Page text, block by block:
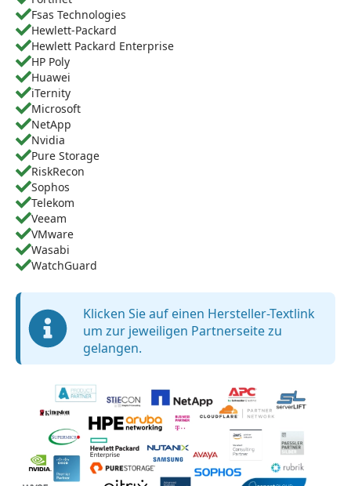
Fsas Technologies
Hewlett-Packard
Hewlett Packard Enterprise
HP Poly
Huawei
iTernity
Microsoft
NetApp
Nvidia
Pure Storage
RiskRecon
Sophos
Telekom
Veeam
VMware
Wasabi
WatchGuard
Klicken Sie auf einen Hersteller-Textlink
um zur jeweiligen Partnerseite zu
gelangen.